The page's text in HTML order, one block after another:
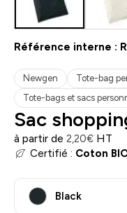
Référence interne :
Newgen
Tote-bag
Tote-bags et sacs
Sac
à partir de 2,20€ HT
Certifié : Coton
Black